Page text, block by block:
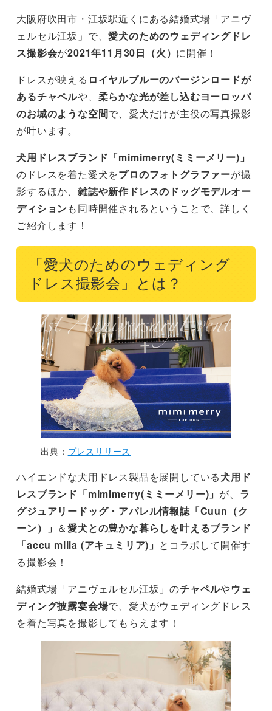
大阪府吹田市・江坂駅近くにある結婚式場「アニヴ
ェルセル江坂」で、愛犬のためのウェディングドレ
ス撮影会が2021年11月30日（火） に開催！
ドレスが映える ロイヤルブルーのバージンロードが
あるチャペルや、 柔らかな光が差し込むヨーロッパ
のお城のような空間で、愛犬だけが主役の写真撮影
が叶います。
犬用ドレスブランド「mimimerry(ミミーメリー)」
のドレスを着た愛犬をプロのフォトグラファーが撮
影するほか、 雑誌や新作ドレスのドッグモデルオー
ディションも同時開催されるということで、詳しく
ご紹介します！
「愛犬のためのウェディング
ドレス撮影会」とは？
出典： プレスリリース
ハイエンドな犬用ドレス製品を展開している犬用ド
レスブランド 「mimimerry(ミミーメリー)」 が、 ラ
グジュアリードッグ・アパレル情報誌「Cuun（ク
ーン）」 ＆愛犬との豊かな暮らしを叶えるブランド
「accu milia (アキュミリア)」 とコラボして開催す
る撮影会！
結婚式場「アニヴェルセル江坂」のチャペルやウェ
ディング披露宴会場で、愛犬がウェディングドレス
を着た写真を撮影してもらえます！